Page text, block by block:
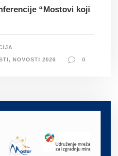
“Mostovi koji
, NOVOSTI 2026 0